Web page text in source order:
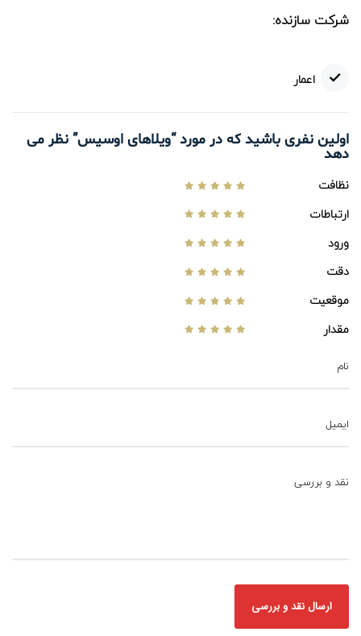
اعمار
اولین نفری باشید که در مورد “ویلاهای اوسیس” نظر می
دهد
نظافت
ارتباطات
ورود
دقت
موقعیت
مقدار
نام
ایمیل
نقد و بررسی